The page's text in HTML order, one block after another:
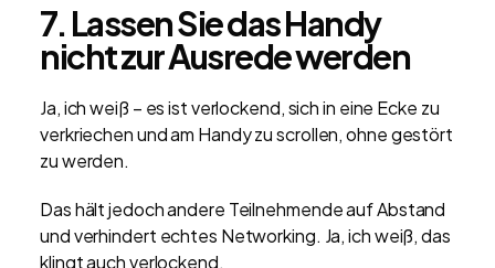
7. Lassen Sie das Handy
nicht zur Ausrede werden
Ja, ich weiß – es ist verlockend, sich in eine Ecke zu
verkriechen und am Handy zu scrollen, ohne gestört
zu werden.
Das hält jedoch andere Teilnehmende auf Abstand
und verhindert echtes Networking. Ja, ich weiß, das
klingt auch verlockend.